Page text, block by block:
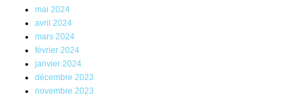
mai 2024
avril 2024
mars 2024
février 2024
janvier 2024
décembre 2023
novembre 2023